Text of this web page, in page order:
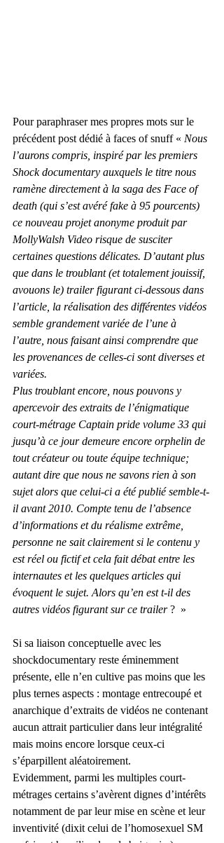
Pour paraphraser mes propres mots sur le
précédent post dédié à faces of snuff « Nous
l’aurons compris, inspiré par les premiers
Shock documentary auxquels le titre nous
ramène directement à la saga des Face of
death (qui s’est avéré fake à 95 pourcents)
ce nouveau projet anonyme produit par
MollyWalsh Video risque de susciter
certaines questions délicates. D’autant plus
que dans le troublant (et totalement jouissif,
avouons le) trailer figurant ci-dessous dans
l’article, la réalisation des différentes vidéos
semble grandement variée de l’une à
l’autre, nous faisant ainsi comprendre que
les provenances de celles-ci sont diverses et
variées.
Plus troublant encore, nous pouvons y
apercevoir des extraits de l’énigmatique
court-métrage Captain pride volume 33 qui
jusqu’à ce jour demeure encore orphelin de
tout créateur ou toute équipe technique;
autant dire que nous ne savons rien à son
sujet alors que celui-ci a été publié semble-t-
il avant 2010. Compte tenu de l’absence
d’informations et du réalisme extrême,
personne ne sait clairement si le contenu y
est réel ou fictif et cela fait débat entre les
internautes et les quelques articles qui
évoquent le sujet. Alors qu’en est t-il des
autres vidéos figurant sur ce trailer ?  »
Si sa liaison conceptuelle avec les
shockdocumentary reste éminemment
présente, elle n’en cultive pas moins que les
plus ternes aspects : montage entrecoupé et
anarchique d’extraits de vidéos ne contenant
aucun attrait particulier dans leur intégralité
mais moins encore lorsque ceux-ci
s’éparpillent aléatoirement.
Evidemment, parmi les multiples court-
métrages certains s’avèrent dignes d’intérêts
notamment de par leur mise en scène et leur
inventivité (dixit celui de l’homosexuel SM